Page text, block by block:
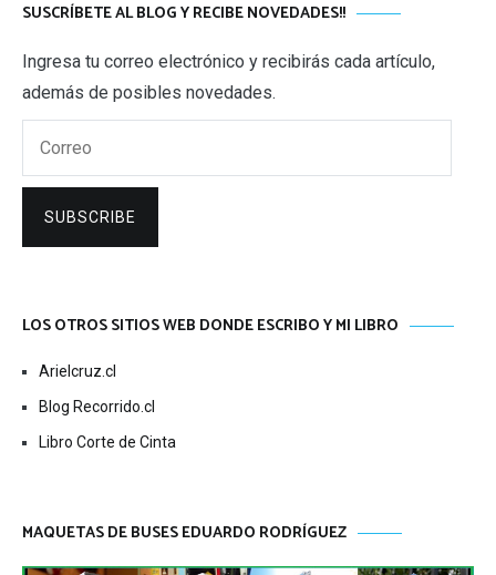
SUSCRÍBETE AL BLOG Y RECIBE NOVEDADES!!
Ingresa tu correo electrónico y recibirás cada artículo,
además de posibles novedades.
SUBSCRIBE
LOS OTROS SITIOS WEB DONDE ESCRIBO Y MI LIBRO
Arielcruz.cl
Blog Recorrido.cl
Libro Corte de Cinta
MAQUETAS DE BUSES EDUARDO RODRÍGUEZ